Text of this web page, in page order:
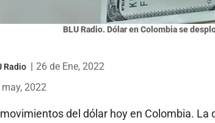
BLU Radio. Dólar en Colombia se
Radio
26 de Ene, 2022
2022
del dólar hoy en Colombia. La